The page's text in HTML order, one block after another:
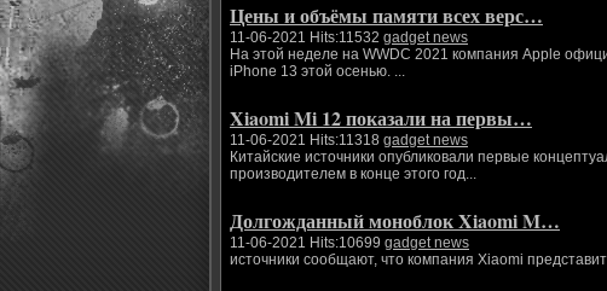
Цены и объёмы памяти всех верс…
11-06-2021 Hits:11532 gadget news
На этой неделе на WWDC 2021 компания Apple
iPhone 13 этой осенью. ...
Xiaomi Mi 12 показали на первы…
11-06-2021 Hits:11318 gadget news
Китайские источники опубликовали первые
производителем в конце этого год...
Долгожданный моноблок Xiaomi M…
11-06-2021 Hits:10699 gadget news
источники сообщают, что компания Xiaomi